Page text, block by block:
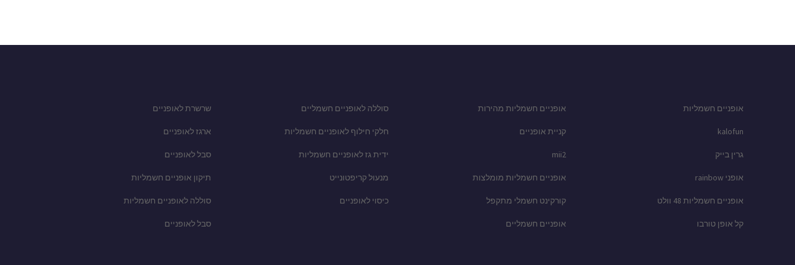
אופניים חשמליות
kalofun
גרין בייק
אופני rainbow
אופניים חשמליות 48 וולט
קל אופן טורבו
אופניים חשמליות מהירות
קניית אופניים
mii2
אופניים חשמליות מומלצות
קורקינט חשמלי מתקפל
אופניים חשמליים
סוללה לאופניים חשמליים
חלקי חילוף לאופניים חשמליות
ידית גז לאופניים חשמליות
מנעול קריפטונייט
כיסוי לאופניים
שרשרת לאופניים
ארגז לאופניים
סבל לאופניים
תיקון אופניים חשמליות
סוללה לאופניים חשמליות
סבל לאופניים